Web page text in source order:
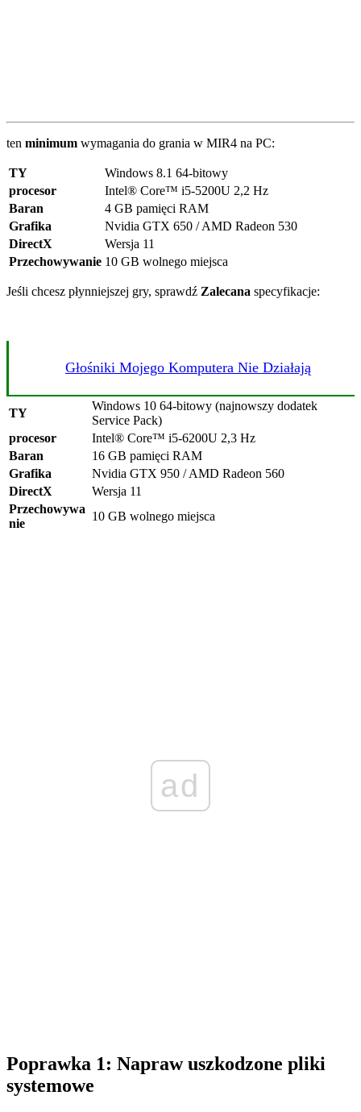
ten minimum wymagania do grania w MIR4 na PC:
TY
Windows 8.1 64-bitowy
procesor
Intel® Core™ i5-5200U 2,2 Hz
Baran
4 GB pamięci RAM
Grafika
Nvidia GTX 650 / AMD Radeon 530
DirectX
Wersja 11
Przechowywanie 10 GB wolnego miejsca
Jeśli chcesz płynniejszej gry, sprawdź Zalecana specyfikacje:
Głośniki Mojego Komputera Nie Działają
TY
Windows 10 64-bitowy (najnowszy dodatek
Service Pack)
procesor
Intel® Core™ i5-6200U 2,3 Hz
Baran
16 GB pamięci RAM
Grafika
Nvidia GTX 950 / AMD Radeon 560
DirectX
Wersja 11
Przechowywa
nie
10 GB wolnego miejsca
ad
Poprawka 1: Napraw uszkodzone pliki
systemowe